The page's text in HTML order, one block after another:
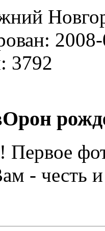
3792
Первое
- честь и